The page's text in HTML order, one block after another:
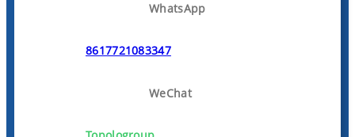
WhatsApp
8617721083347
WeChat